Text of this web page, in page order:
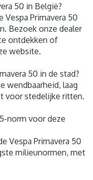
50 in België?
Primavera 50
Bezoek onze dealer
ontdekken of
website.
50 in de stad?
wendbaarheid, laag
voor stedelijke ritten.
norm voor deze
Vespa Primavera 50
milieunormen, met